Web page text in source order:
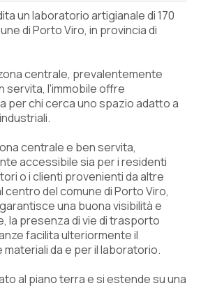
un laboratorio artigianale di 170
di Porto Viro, in provincia di
centrale, prevalentemente
servita, l'immobile offre
per chi cerca uno spazio adatto a
centrale e ben servita,
accessibile sia per i residenti
o i clienti provenienti da altre
centro del comune di Porto Viro,
una buona visibilità e
la presenza di vie di trasporto
facilita ulteriormente il
da e per il laboratorio.
al piano terra e si estende su una